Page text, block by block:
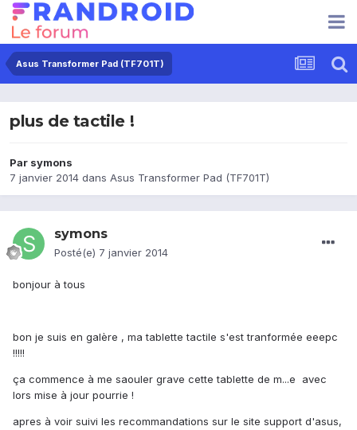
Asus Transformer Pad (TF701T)
plus de tactile !
Par symons
7 janvier 2014 dans Asus Transformer Pad (TF701T)
symons
Posté(e) 7 janvier 2014
bonjour à tous
bon je suis en galère , ma tablette tactile s'est tranformée eeepc
!!!!!
ça commence à me saouler grave cette tablette de m...e avec
lors mise à jour pourrie !
apres à voir suivi les recommandations sur le site support d'asus,